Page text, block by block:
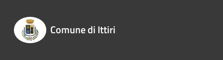
Comune di Ittiri